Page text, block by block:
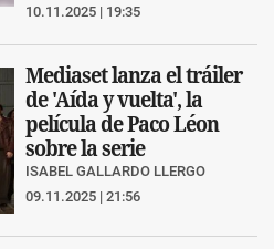
10.11.2025 | 19:35
Mediaset lanza el tráiler
de 'Aída y vuelta', la
película de Paco Léon
sobre la serie
ISABEL GALLARDO LLERGO
09.11.2025 | 21:56